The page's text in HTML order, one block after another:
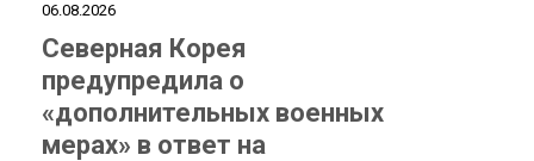
06.08.2026
Северная Корея
предупредила о
«дополнительных военных
мерах» в ответ на